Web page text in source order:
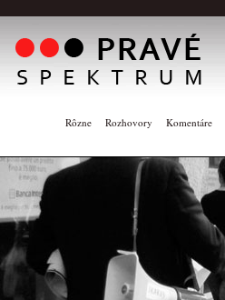
Rôzne Rozhovory Komentáre